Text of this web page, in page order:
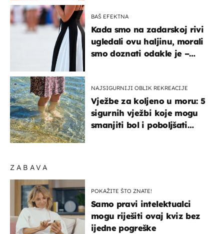
ZABAVA
POKAŽITE ŠTO ZNATE!
Samo pravi intelektualci
mogu riješiti ovaj kviz bez
ijedne pogreške
BAŠ EFEKTNA
Kada smo na zadarskoj rivi
ugledali ovu haljinu, morali
smo doznati odakle je –
NAJSIGURNIJI OBLIK REKREACIJE
Vježbe za koljeno u moru: 5
sigurnih vježbi koje mogu
smanjiti bol i poboljšati